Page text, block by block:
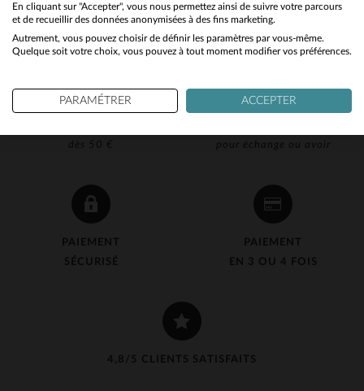
dès 50 €
pour échange ou avoir
PAIEMENT
SÉCURISÉ
PAIEMENT
EN 3 OU 4 FOIS
4,8/5 CLIENTS SATISFAITS
No
Yes
En cliquant sur "Accepter", vous nous permettez ainsi de suivre votre parcours
et de recueillir des données anonymisées à des fins marketing.
Autrement, vous pouvez choisir de définir les paramètres par vous-même.
Quelque soit votre choix, vous pouvez à tout moment modifier vos préférences.
PARAMÉTRER ACCEPTER